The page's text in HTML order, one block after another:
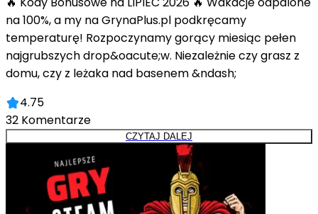
na 100%, a my na GrynaPlus.pl podkręcamy
temperaturę! Rozpoczynamy gorący miesiąc pełen
najgrubszych drop&oacute;w. Niezależnie czy grasz z
domu, czy z leżaka nad basenem &ndash;
4.75
32 Komentarze
CZYTAJ DALEJ